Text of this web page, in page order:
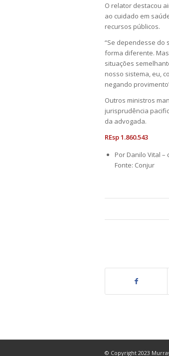
O relator destacou
ao cuidado em
recursos públicos.
“Se dependesse do
forma diferente.
situações
nosso sistema, eu,
negando
Outros ministros
jurisprudência
da advogada.
REsp 1.860.543
Por Danilo Vital
Fonte: Conjur
© Copyright 2023